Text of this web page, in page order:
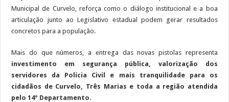
Municipal de Curvelo, reforça como o diálogo institucional e a boa
articulação junto ao Legislativo estadual podem gerar resultados
concretos para a população.
Mais do que números, a entrega das novas pistolas representa
investimento em segurança pública, valorização dos
servidores da Polícia Civil e mais tranquilidade para os
cidadãos de Curvelo, Três Marias e toda a região atendida
pelo 14º Departamento.